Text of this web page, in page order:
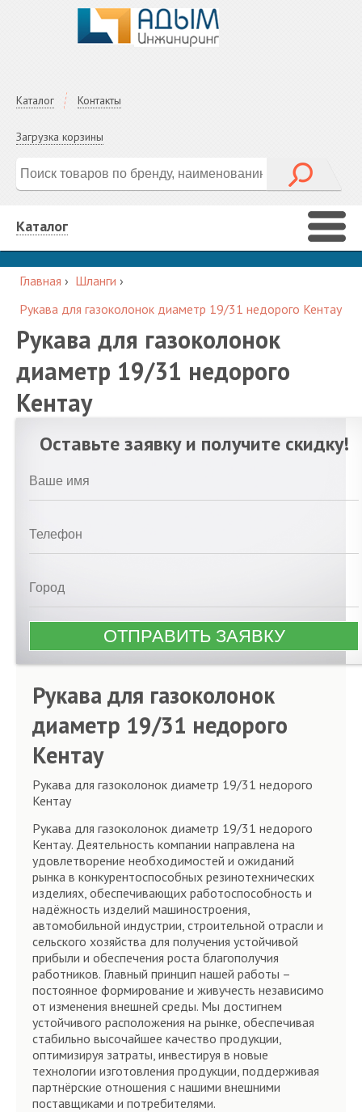
Каталог Контакты
Загрузка корзины
Каталог
Главная › Шланги ›
Рукава для газоколонок диаметр 19/31 недорого Кентау
Рукава для газоколонок
диаметр 19/31 недорого
Кентау
Оставьте заявку и получите скидку!
Рукава для газоколонок
диаметр 19/31 недорого
Кентау
Рукава для газоколонок диаметр 19/31 недорого
Кентау
Рукава для газоколонок диаметр 19/31 недорого
Кентау. Деятельность компании направлена на
удовлетворение необходимостей и ожиданий
рынка в конкурентоспособных резинотехнических
изделиях, обеспечивающих работоспособность и
надёжность изделий машиностроения,
автомобильной индустрии, строительной отрасли и
сельского хозяйства для получения устойчивой
прибыли и обеспечения роста благополучия
работников. Главный принцип нашей работы –
постоянное формирование и живучесть независимо
от изменения внешней среды. Мы достигнем
устойчивого расположения на рынке, обеспечивая
стабильно высочайшее качество продукции,
оптимизируя затраты, инвестируя в новые
технологии изготовления продукции, поддерживая
партнёрские отношения с нашими внешними
поставщиками и потребителями.